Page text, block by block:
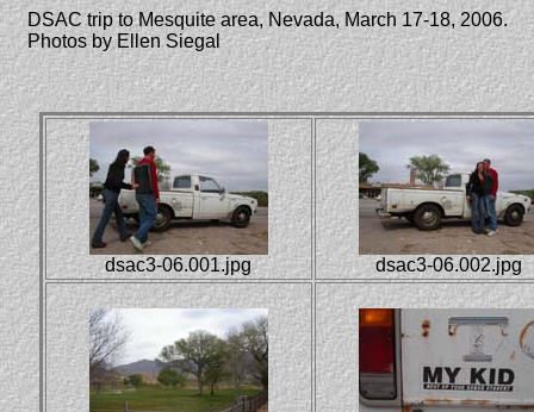
DSAC trip to Mesquite area, Nevada, March 17-18, 2006.
Photos by Ellen Siegal
dsac3-06.001.jpg dsac3-06.002.jpg